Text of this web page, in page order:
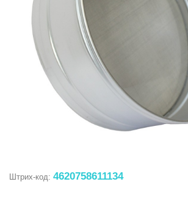
Штрих-код: 4620758611134